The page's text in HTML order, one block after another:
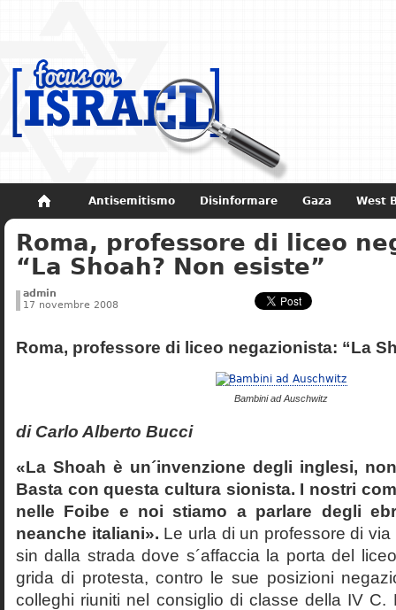
Antisemitismo Disinformare Gaza West
Non dimenticare Storia di Israele
Roma, professore di liceo
“La Shoah? Non esiste”
admin
17 novembre 2008
Roma, professore di liceo negazionista: “La
Bambini ad Auschwitz
di Carlo Alberto Bucci
«La Shoah è un´invenzione degli inglesi,
Basta con questa cultura sionista. I nostri
nelle Foibe e noi stiamo a parlare degli
neanche italiani». Le urla di un professore di
sin dalla strada dove s´affaccia la porta del
grida di protesta, contro le sue posizioni
colleghi riuniti nel consiglio di classe della IV C.